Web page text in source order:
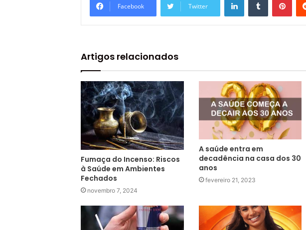
Facebook Twitter
Artigos relacionados
Fumaça do Incenso: Riscos
à Saúde em Ambientes
Fechados
novembro 7, 2024
A saúde entra em
decadência na casa dos 30
anos
fevereiro 21, 2023